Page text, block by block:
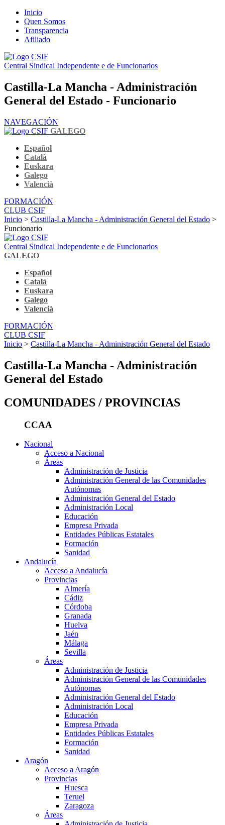
Inicio
Quen Somos
Transparencia
Afiliado
Central Sindical Independente e de Funcionarios
Castilla-La Mancha - Administración
General del Estado - Funcionario
NAVEGACIÓN
GALEGO
Español
Català
Euskara
Galego
Valencià
FORMACIÓN
CLUB CSIF
Inicio > Castilla-La Mancha - Administración General del Estado >
Funcionario
Central Sindical Independente e de Funcionarios
GALEGO
Español
Català
Euskara
Galego
Valencià
FORMACIÓN
CLUB CSIF
Inicio > Castilla-La Mancha - Administración General del Estado
Castilla-La Mancha - Administración
General del Estado
COMUNIDADES / PROVINCIAS
CCAA
Nacional
Acceso a Nacional
Áreas
Administración de Justicia
Administración General de las Comunidades
Autónomas
Administración General del Estado
Administración Local
Educación
Empresa Privada
Entidades Públicas Estatales
Formación
Sanidad
Andalucía
Acceso a Andalucía
Provincias
Almería
Cádiz
Córdoba
Granada
Huelva
Jaén
Málaga
Sevilla
Áreas
Administración de Justicia
Administración General de las Comunidades
Autónomas
Administración General del Estado
Administración Local
Educación
Empresa Privada
Entidades Públicas Estatales
Formación
Sanidad
Aragón
Acceso a Aragón
Provincias
Huesca
Teruel
Zaragoza
Áreas